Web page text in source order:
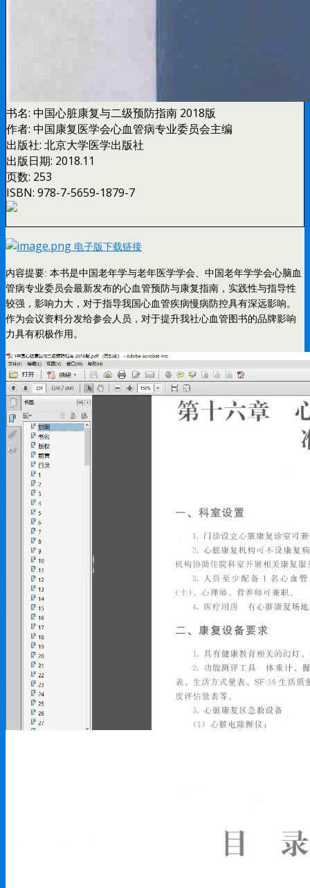
书名: 中国心脏康复与二级预防指南 2018版
作者: 中国康复医学会心血管病专业委员会主编
出版社: 北京大学医学出版社
出版日期: 2018.11
页数: 253
ISBN: 978-7-5659-1879-7
电子版下载链接
内容提要: 本书是中国老年学与老年医学学会、中国老年学学会心脑血
管病专业委员会最新发布的心血管预防与康复指南，实践性与指导性
较强，影响力大，对于指导我国心血管疾病慢病防控具有深远影响。
作为会议资料分发给参会人员，对于提升我社心血管图书的品牌影响
力具有积极作用。